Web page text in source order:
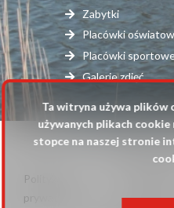
Zabytki
Placówki
Placówki
Galerie zdjęć
© 2025 Urząd
Stopka
Polityka
prywatności
strony
Ta witryna używa plików
używanych plikach cookie
stopce na naszej stronie